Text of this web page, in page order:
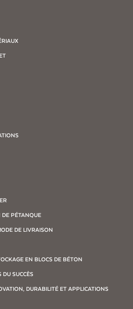
PÉTANQUE
DE LIVRAISON
EN BLOCS DE BÉTON
DU SUCCÈS
DURABILITÉ ET APPLICATIONS